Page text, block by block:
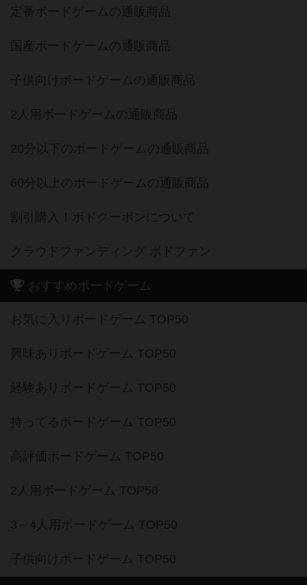
定番ボードゲームの通販商品
国産ボードゲームの通販商品
子供向けボードゲームの通販商品
2人用ボードゲームの通販商品
20分以下のボードゲームの通販商品
60分以上のボードゲームの通販商品
割引購入！ボドクーポンについて
クラウドファンディング ボドファン
おすすめボードゲーム
お気に入りボードゲーム TOP50
興味ありボードゲーム TOP50
経験ありボードゲーム TOP50
持ってるボードゲーム TOP50
高評価ボードゲーム TOP50
2人用ボードゲーム TOP50
3～4人用ボードゲーム TOP50
子供向けボードゲーム TOP50